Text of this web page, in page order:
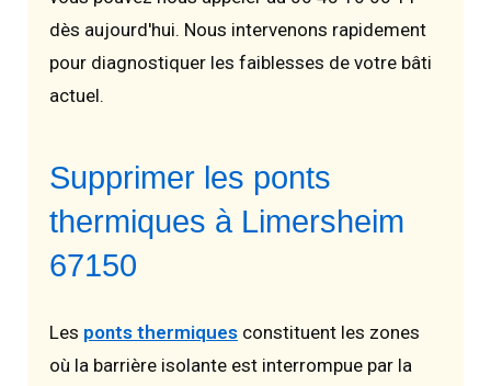
dès aujourd'hui. Nous intervenons rapidement
pour diagnostiquer les faiblesses de votre bâti
actuel.
Supprimer les ponts
thermiques à Limersheim
67150
Les ponts thermiques constituent les zones
où la barrière isolante est interrompue par la